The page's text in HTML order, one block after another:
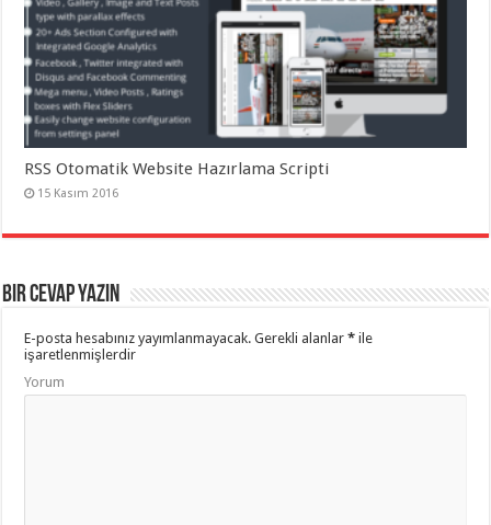
RSS Otomatik Website Hazırlama Scripti
15 Kasım 2016
Bir cevap yazın
E-posta hesabınız yayımlanmayacak. Gerekli alanlar* ile
işaretlenmişlerdir
Yorum